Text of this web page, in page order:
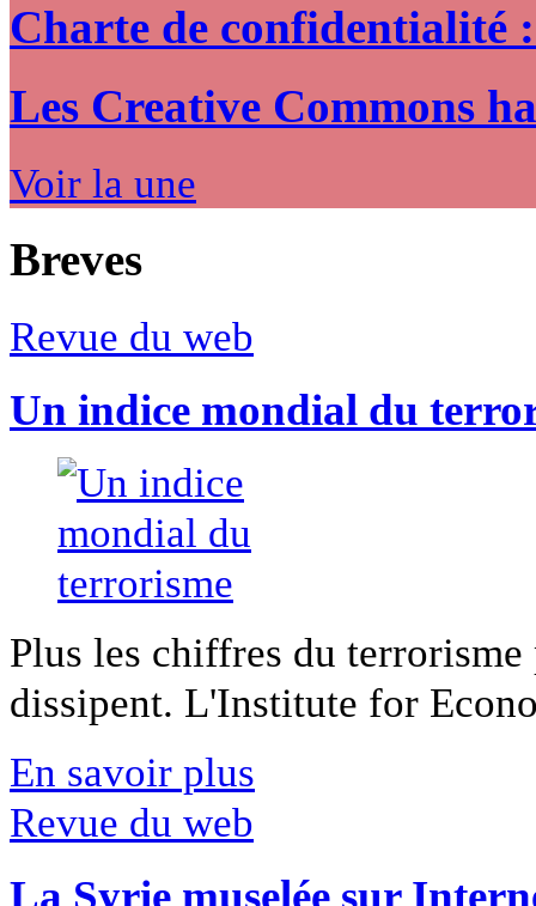
Charte de confidentialité
Les Creative Commons
Voir la une
Breves
Revue du web
Un indice mondial du
Plus les chiffres du
dissipent. L'Institute for
En savoir plus
Revue du web
La Syrie muselée sur